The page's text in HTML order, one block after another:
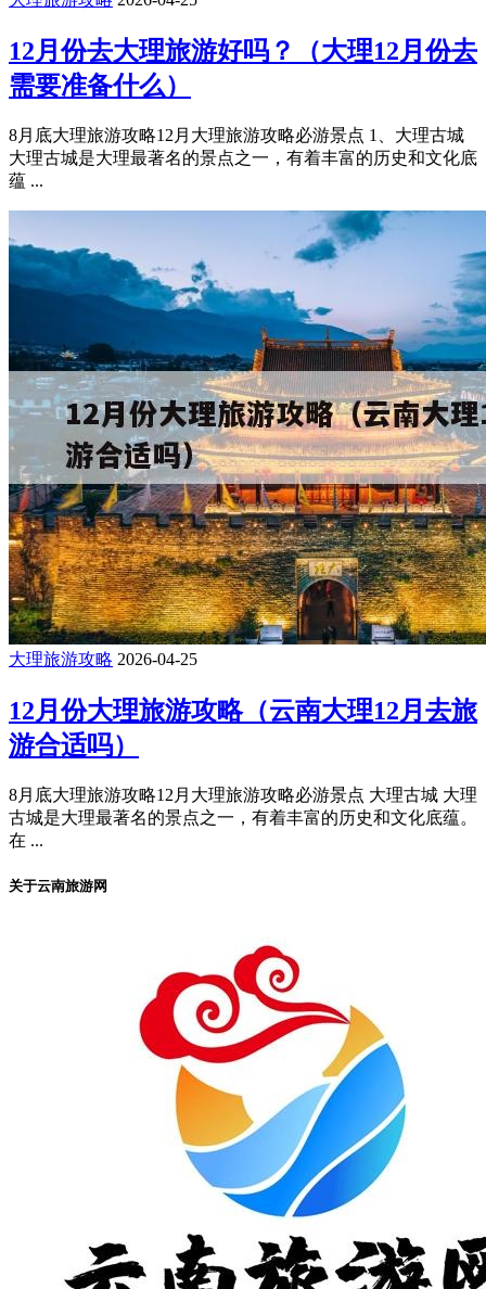
12月份去大理旅游好吗？（大理12月份去
需要准备什么）
8月底大理旅游攻略12月大理旅游攻略必游景点 1、大理古城
大理古城是大理最著名的景点之一，有着丰富的历史和文化底
蕴 ...
大理旅游攻略 2026-04-25
12月份大理旅游攻略（云南大理12月去旅
游合适吗）
8月底大理旅游攻略12月大理旅游攻略必游景点 大理古城 大理
古城是大理最著名的景点之一，有着丰富的历史和文化底蕴。
在 ...
关于云南旅游网